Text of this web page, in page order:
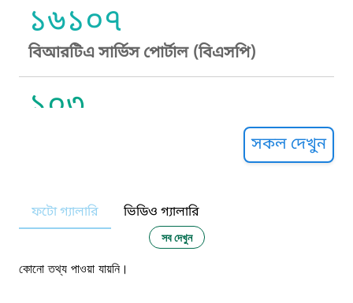
১৬১০৭
বিআরটিএ সার্ভিস পোর্টাল (বিএসপি)
১০৩
নারী ও শিশু নির্যাতন প্রতিরোধ
১০৬
সকল দেখুন
ফটো গ্যালারি ভিডিও গ্যালারি
সব দেখুন
কোনো তথ্য পাওয়া যায়নি।